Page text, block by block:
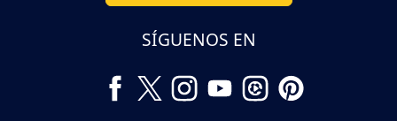
SÍGUENOS EN